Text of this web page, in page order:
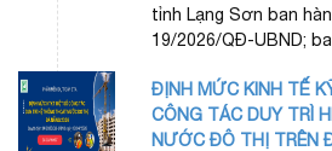
tỉnh Lạng Sơn ban
19/2026/QĐ-UBND;
ĐỊNH MỨC KINH TẾ
CÔNG TÁC DUY TRÌ
NƯỚC ĐÔ THỊ TRÊN